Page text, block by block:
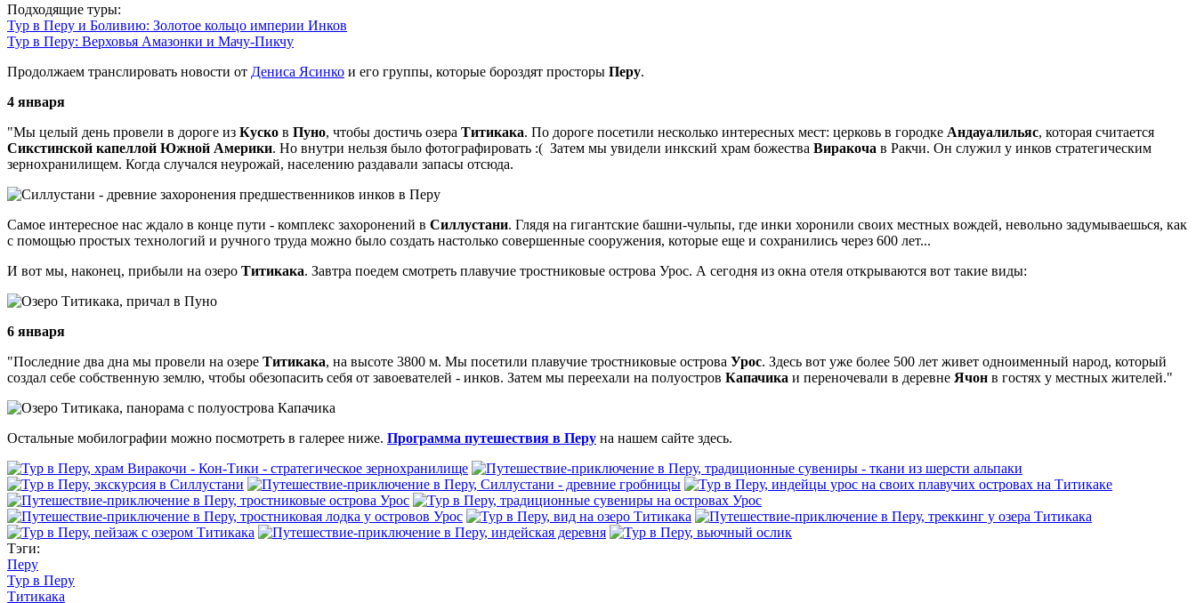
Подходящие туры:
Тур в Перу и Боливию: Золотое кольцо империи Инков
Тур в Перу: Верховья Амазонки и Мачу-Пикчу
Продолжаем транслировать новости от Дениса Ясинко и его группы, которые бороздят просторы Перу.
4 января
"Мы целый день провели в дороге из Куско в Пуно, чтобы достичь озера Титикака. По дороге посетили несколько интересных мест: церковь в городке Андауалильяс, которая считается
Сикстинской капеллой Южной Америки. Но внутри нельзя было фотографировать :( Затем мы увидели инкский храм божества Виракоча в Ракчи. Он служил у инков стратегическим
зернохранилищем. Когда случался неурожай, населению раздавали запасы отсюда.
Самое интересное нас ждало в конце пути - комплекс захоронений в Силлустани. Глядя на гигантские башни-чульпы, где инки хоронили своих местных вождей, невольно задумываешься, как
с помощью простых технологий и ручного труда можно было создать настолько совершенные сооружения, которые еще и сохранились через 600 лет...
И вот мы, наконец, прибыли на озеро Титикака. Завтра поедем смотреть плавучие тростниковые острова Урос. А сегодня из окна отеля открываются вот такие виды:
6 января
"Последние два дна мы провели на озере Титикака, на высоте 3800 м. Мы посетили плавучие тростниковые острова Урос. Здесь вот уже более 500 лет живет одноименный народ, который
создал себе собственную землю, чтобы обезопасить себя от завоевателей - инков. Затем мы переехали на полуостров Капачика и переночевали в деревне Ячон в гостях у местных жителей."
Остальные мобилографии можно посмотреть в галерее ниже. Программа путешествия в Перу на нашем сайте здесь.
Тэги:
Перу
Тур в Перу
Титикака